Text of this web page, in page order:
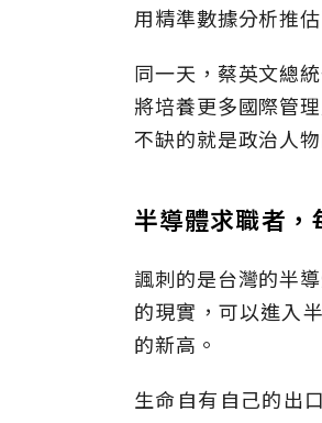
用精準數據分析推
同一天，蔡英文總
將培養更多國際管
不缺的就是政治人
半導體求職者
諷刺的是台灣的半
的現實，可以進入
的新高。
生命自有自己的出